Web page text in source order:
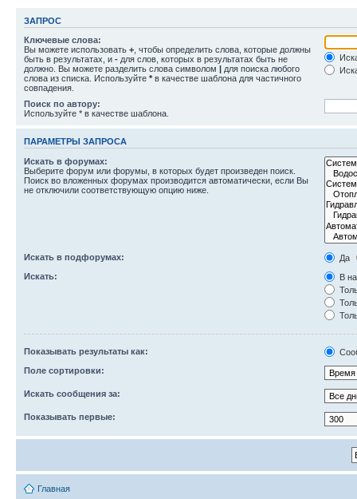
ЗАПРОС
Ключевые слова:
Вы можете использовать + , чтобы определить слова, которые должны
быть в результатах, и - для слов, которых в результатах быть не
должно. Вы можете разделить слова символом | для поиска любого
слова из списка. Используйте * в качестве шаблона для частичного
совпадения.
Поиск по автору:
Используйте * в качестве шаблона.
ПАРАМЕТРЫ ЗАПРОСА
Искать в форумах:
Выберите форум или форумы, в которых будет произведен поиск.
Поиск во вложенных форумах производится автоматически, если Вы
не отключили соответствующую опцию ниже.
Искать в подфорумах:
Да
Искать:
В
Показывать результаты как:
Поле сортировки:
Искать сообщения за:
Показывать первые:
Главная